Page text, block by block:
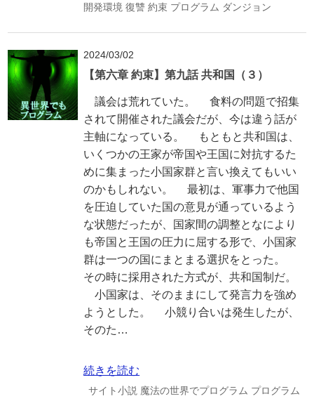
開発環境 復讐 約束 プログラム ダンジョン
2024/03/02
【第六章 約束】第九話 共和国（３）
議会は荒れていた。 食料の問題で招集
されて開催された議会だが、今は違う話が
主軸になっている。 もともと共和国は、
いくつかの王家が帝国や王国に対抗するた
めに集まった小国家群と言い換えてもいい
のかもしれない。 最初は、軍事力で他国
を圧迫していた国の意見が通っているよう
な状態だったが、国家間の調整となにより
も帝国と王国の圧力に屈する形で、小国家
群は一つの国にまとまる選択をとった。
その時に採用された方式が、共和国制だ。
小国家は、そのままにして発言力を強め
ようとした。 小競り合いは発生したが、
そのた…
続きを読む
サイト小説 魔法の世界でプログラム プログラム